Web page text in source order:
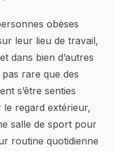
obèses
leur lieu de travail,
dans bien d’autres
pas rare que des
s’être senties
le regard extérieur,
salle de sport pour
routine quotidienne